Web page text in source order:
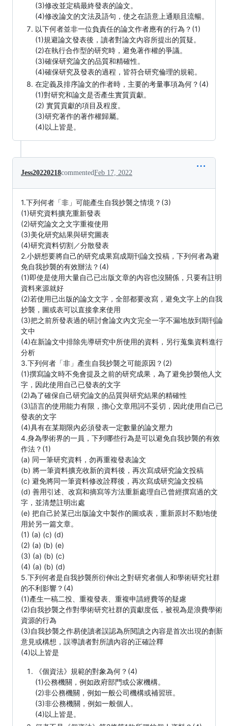
(3)修改並定稿最終發表的論文。
(4)修改論文的文法及語句，使之在語意上通順且流暢。
以下何者並非一位負責任的論文作者應有的行為？(1)
(1)規避論文發表後，讀者對論文內容所提出的質疑。
(2)在執行合作型的研究時，避免著作權的爭議。
(3)確保研究論文的品質和精確性。
(4)確保研究及發表的過程，皆符合研究倫理的規範。
在定義及排序論文的作者時，主要的考量事項為何？(4)
(1)對研究和論文是否產生實質貢獻。
(2) 實質貢獻的項目及程度。
(3)研究著作的著作權歸屬。
(4)以上皆是。
Jess20220218commentedFeb 17, 2022
1.下列何者「非」可能產生自我抄襲之情境？(3)
(1)研究資料擴充重新發表
(2)研究論文之文字重複使用
(3)美化研究結果與研究圖表
(4)研究資料切割／分散發表
2.小妍想要將自己的研究成果寫成期刊論文投稿，下列何者為避
免自我抄襲的有效辦法？(4)
(1)即使是使用大量自己已出版文章的內容也沒關係，只要有註明
資料來源就好
(2)若使用已出版的論文文字，全部都要改寫，避免文字上的自我
抄襲，圖或表可以直接拿來使用
(3)把之前所發表過的研討會論文內文完全一字不漏地放到期刊論
文中
(4)在新論文中排除先導研究中所使用的資料，另行蒐集資料進行
分析
3.下列何者「非」產生自我抄襲之可能原因？(2)
(1)撰寫論文時不免會提及之前的研究成果，為了避免抄襲他人文
字，因此使用自己已發表的文字
(2)為了確保自己研究論文的品質與研究結果的精確性
(3)語言的使用能力有限，擔心文章用詞不妥切，因此使用自己已
發表的文字
(4)具有在某期限內必須發表一定數量的論文壓力
4.身為學術界的一員，下列哪些行為是可以避免自我抄襲的有效
作法？(1)
(a) 同一筆研究資料，勿再重複發表論文
(b) 將一筆資料擴充收新的資料後，再次寫成研究論文投稿
(c) 避免將同一筆資料修改詮釋後，再次寫成研究論文投稿
(d) 善用引述、改寫和摘寫等方法重新處理自己曾經撰寫過的文
字，並清楚註明出處
(e) 把自己於某已出版論文中製作的圖或表，重新原封不動地使
用於另一篇文章。
(1) (a) (c) (d)
(2) (a) (b) (e)
(3) (a) (b) (c)
(4) (a) (b) (d)
5.下列何者是自我抄襲所衍伸出之對研究者個人和學術研究社群
的不利影響？(4)
(1)產生一稿二投、重複發表、重複申請經費等的疑慮
(2)自我抄襲之作對學術研究社群的貢獻度低，被視為是浪費學術
資源的行為
(3)自我抄襲之作易使讀者誤認為所閱讀之內容是首次出現的創新
意見或構想，誤導讀者對所讀內容的正確詮釋
(4)以上皆是
《個資法》規範的對象為何？(4)
(1)公務機關，例如政府部門或公家機構。
(2)非公務機關，例如一般公司機構或補習班。
(3)非公務機關，例如一般個人。
(4)以上皆是。